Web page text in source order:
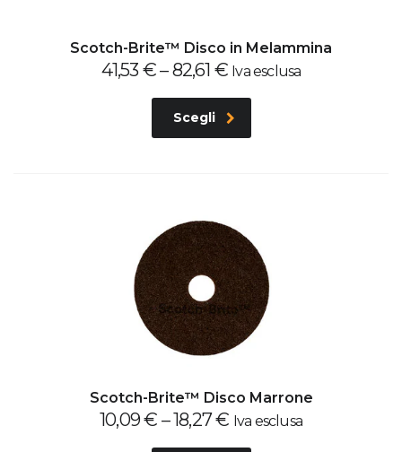
Scotch-Brite™ Disco in Melammina
41,53 €–82,61 € Iva esclusa
Scegli
Scotch-Brite™ Disco Marrone
10,09€ –18,27€ Iva esclusa